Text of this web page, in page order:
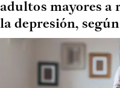
adultos mayores a
la depresión,